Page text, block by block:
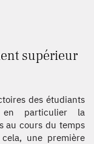
supérieur
des étudiants
en particulier la
au cours du temps
une première